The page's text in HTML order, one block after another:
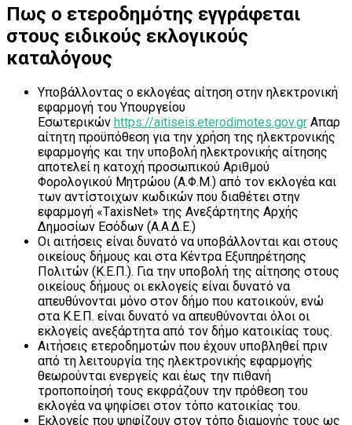
Πως ο ετεροδημότης εγγράφεται
στους ειδικούς εκλογικούς
καταλόγους
Υποβάλλοντας ο εκλογέας αίτηση στην ηλεκτρονική
εφαρμογή του Υπουργείου
Εσωτερικών https://aitiseis.eterodimotes.gov.gr Απαρ
αίτητη προϋπόθεση για την χρήση της ηλεκτρονικής
εφαρμογής και την υποβολή ηλεκτρονικής αίτησης
αποτελεί η κατοχή προσωπικού Αριθμού
Φορολογικού Μητρώου (Α.Φ.Μ.) από τον εκλογέα και
των αντίστοιχων κωδικών που διαθέτει στην
εφαρμογή «ΤaxisNet» της Ανεξάρτητης Αρχής
Δημοσίων Εσόδων (Α.Α.Δ.Ε.)
Οι αιτήσεις είναι δυνατό να υποβάλλονται και στους
οικείους δήμους και στα Κέντρα Εξυπηρέτησης
Πολιτών (Κ.Ε.Π.). Για την υποβολή της αίτησης στους
οικείους δήμους οι εκλογείς είναι δυνατό να
απευθύνονται μόνο στον δήμο που κατοικούν, ενώ
στα Κ.Ε.Π. είναι δυνατό να απευθύνονται όλοι οι
εκλογείς ανεξάρτητα από τον δήμο κατοικίας τους.
Αιτήσεις ετεροδημοτών που έχουν υποβληθεί πριν
από τη λειτουργία της ηλεκτρονικής εφαρμογής
θεωρούνται ενεργείς και έως την πιθανή
τροποποίησή τους εκφράζουν την πρόθεση του
εκλογέα να ψηφίσει στον τόπο κατοικίας του.
Εκλογείς που ψηφίζουν στον τόπο διαμονής τους ως